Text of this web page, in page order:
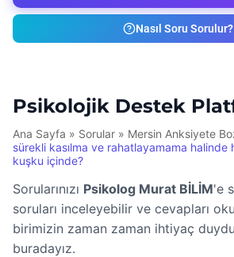
Nasıl Soru Sorulur?
Psikolojik Destek
Ana Sayfa » Sorular » Mersin Anksiyete
sürekli kasılma ve rahatlayamama halinde
kuşku içinde?
Sorularınızı Psikolog Murat BİLİM'e
soruları inceleyebilir ve cevapları
birimizin zaman zaman ihtiyaç
buradayız.